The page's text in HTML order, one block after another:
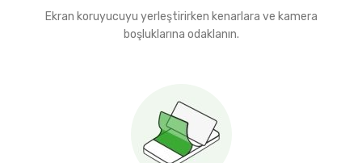
Ekran koruyucuyu yerleştirirken kenarlara ve kamera
boşluklarına odaklanın.